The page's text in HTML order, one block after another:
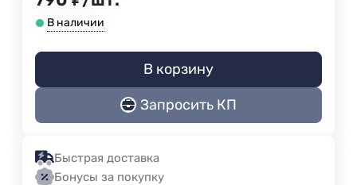
В наличии
В корзину
Запросить КП
Быстрая доставка
Бонусы за покупку